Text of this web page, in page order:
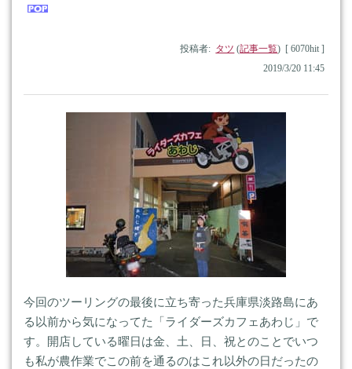
投稿者: タツ (記事一覧) [ 6070hit ]
2019/3/20 11:45
今回のツーリングの最後に立ち寄った兵庫県淡路島にあ
る以前から気になってた「ライダーズカフェあわじ」で
す。開店している曜日は金、土、日、祝とのことでいつ
も私が農作業でこの前を通るのはこれ以外の日だったの